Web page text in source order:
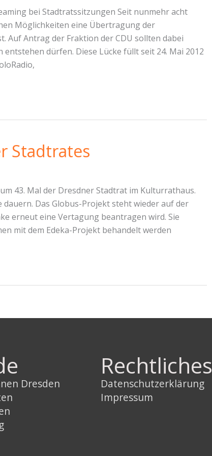
bei Stadtratssitzungen Seit nunmehr acht
Möglichkeiten eine Übertragung der
Auf Antrag der Fraktion der CDU sollten dabei
dürfen. Diese Lücke füllt seit 24. Mai 2012
Stadtrates
43. Mal der Dresdner Stadtrat im Kulturrathaus.
Das Globus-Projekt steht wieder auf der
erneut eine Vertagung beantragen wird. Sie
mit dem Edeka-Projekt behandelt werden
Dresden
Rechtliches
Datenschutzerklärung
Impressum